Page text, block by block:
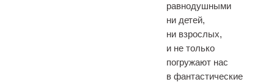
равнодушными
ни детей,
ни взрослых,
и не только
погружают нас
в фантастические